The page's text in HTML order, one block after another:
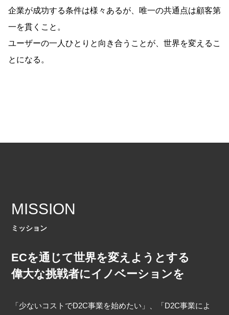
企業が成功する条件は様々あるが、唯⼀の共通点は顧客第
⼀を貫くこと。
ユーザーの⼀⼈ひとりと向き合うことが、世界を変えるこ
とになる。
MISSION
ミッション
ECを通じて世界を変えようとする
偉大な挑戦者にイノベーションを
「少ないコストでD2C事業を始めたい」、「D2C事業によ